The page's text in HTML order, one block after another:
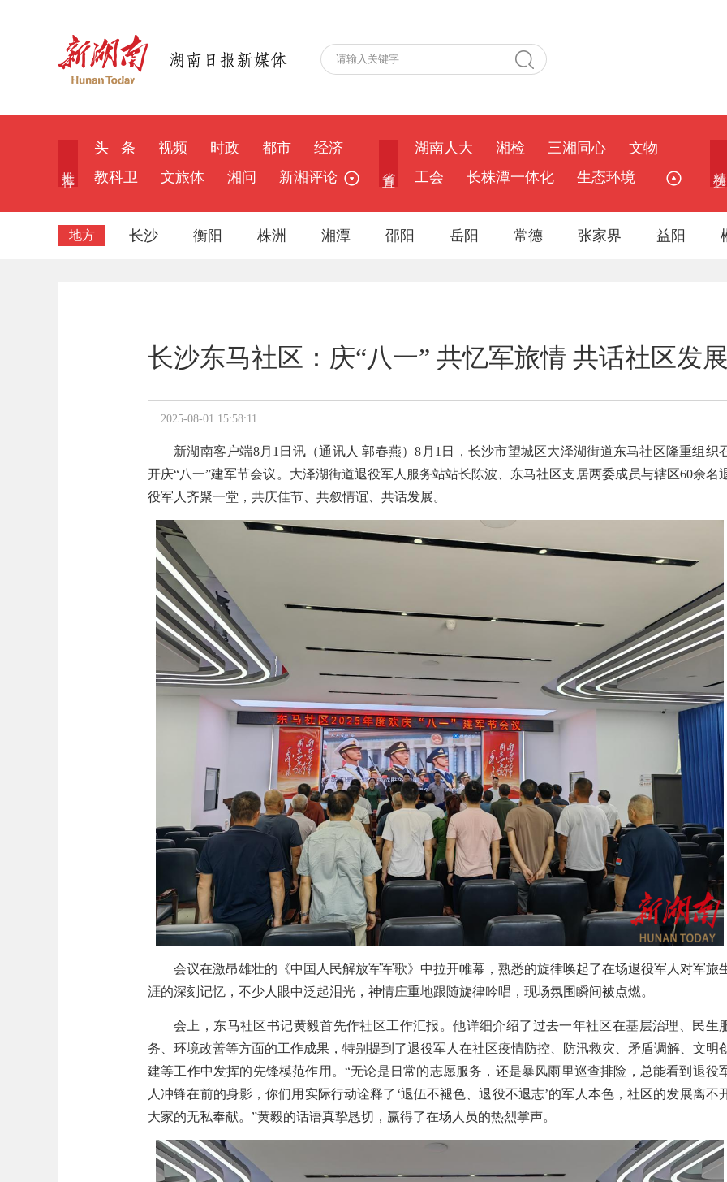
头 条 视频 时政 都市
经济
教科卫
文旅体 湘问 新湘评论
湖南人大 湘检 三湘同心
文物
工会
长株潭一体化 生态环境
地方 长沙 衡阳 株洲 湘潭 邵阳 岳阳 常德 张家界 益阳
长沙东马社区：庆“八一” 共忆军旅情 共话社区发
2025-08-01 15:58:11
新湖南客户端8月1日讯 （通讯人 郭春燕）8月1日， 长沙市望城区大泽湖街道东马社区隆重组织
开庆“八一”建军节会议 。 大泽湖街道退役军人服务站站长陈波、东马社区支居两委成员与辖区60余名
役军人齐聚一堂，共庆佳节、共叙情谊、共话发展。
会议在激昂雄壮的《中国人民解放军军歌》中拉开帷幕，熟悉的旋律唤起了在场退役军人对军旅
涯的深刻记忆，不少人眼中泛起泪光，神情庄重地跟随旋律吟唱，现场氛围瞬间被点燃。
会上，东马社区书记黄毅首先作社区工作汇报。他详细介绍了过去一年社区在基层治理、民生
务、环境改善等方面的工作成果，特别提到了退役军人在社区疫情防控、防汛救灾、矛盾调解、文明
建等工作中发挥的先锋模范作用。“无论是 日常的志愿服务 ，还是暴风雨里巡查排险，总能看到退役
人冲锋在前的身影，你们用实际行动诠释了 ‘退伍不褪色、退役不退志’的军人本色，社区的发展离不
大家的无私奉献。”黄毅的话语真挚恳切，赢得了在场人员的热烈掌声。